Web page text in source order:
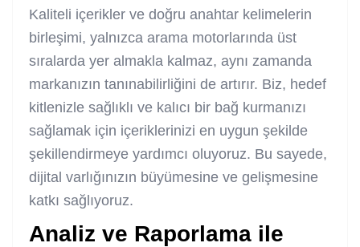
Kaliteli içerikler ve doğru anahtar kelimelerin
birleşimi, yalnızca arama motorlarında üst
sıralarda yer almakla kalmaz, aynı zamanda
markanızın tanınabilirliğini de artırır. Biz, hedef
kitlenizle sağlıklı ve kalıcı bir bağ kurmanızı
sağlamak için içeriklerinizi en uygun şekilde
şekillendirmeye yardımcı oluyoruz. Bu sayede,
dijital varlığınızın büyümesine ve gelişmesine
katkı sağlıyoruz.
Analiz ve Raporlama ile